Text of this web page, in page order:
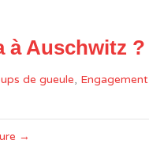
à Auschwitz ?
de gueule, Engagement
→